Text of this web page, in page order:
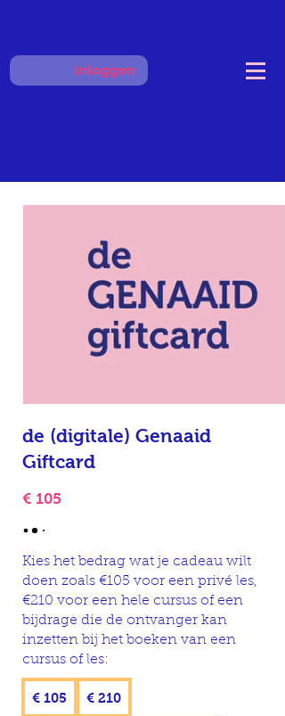
inloggen
de (digitale) Genaaid
Giftcard
€ 105
Kies het bedrag wat je cadeau wilt
doen zoals €105 voor een privé les,
€210 voor een hele cursus of een
bijdrage die de ontvanger kan
inzetten bij het boeken van een
cursus of les:
€ 105 € 210